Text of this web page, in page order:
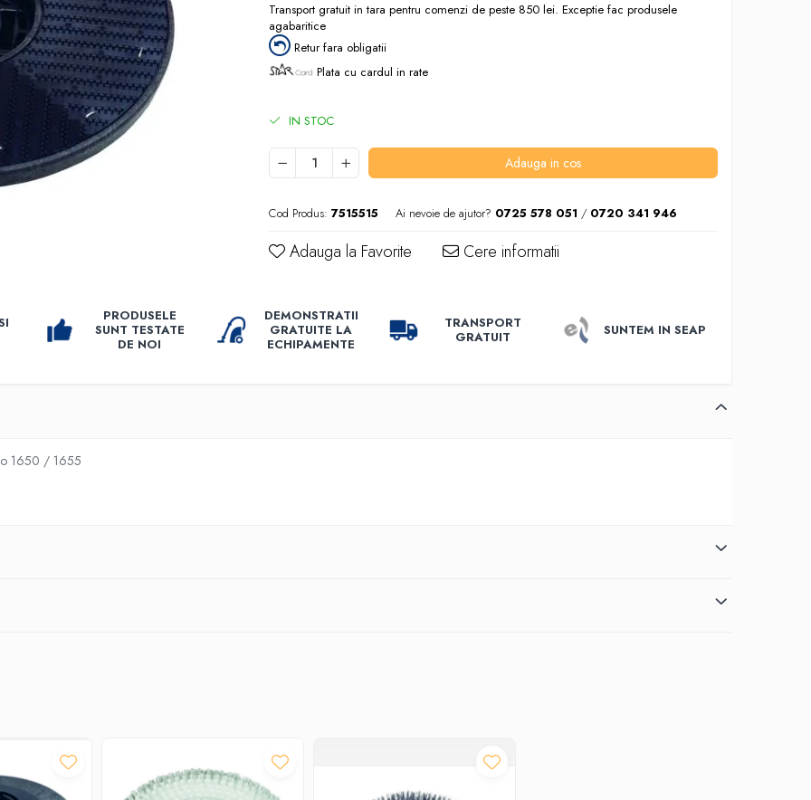
Transport gratuit in tara pentru comenzi de peste 850 lei. Exceptie fac produsele
agabaritice
Retur fara obligatii
Plata cu cardul in rate
IN STOC
Adauga in cos
Cod Produs: 7515515 Ai nevoie de ajutor? 0725 578 051 / 0720 341 946
Adauga la Favorite Cere informatii
PRODUSELE
SUNT TESTATE
DE NOI
DEMONSTRATII
GRATUITE LA
ECHIPAMENTE
TRANSPORT
GRATUIT
SUNTEM IN SEAP
1650 / 1655